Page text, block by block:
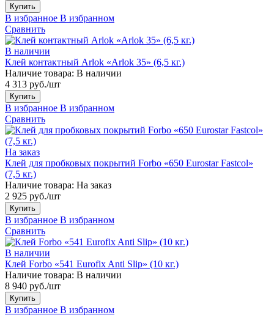
Купить
В избранное В избранном
Сравнить
В наличии
Клей контактный Arlok «Arlok 35» (6,5 кг.)
Наличие товара: В наличии
4 313 руб./шт
Купить
В избранное В избранном
Сравнить
На заказ
Клей для пробковых покрытий Forbo «650 Eurostar Fastcol»
(7,5 кг.)
Наличие товара: На заказ
2 925 руб./шт
Купить
В избранное В избранном
Сравнить
В наличии
Клей Forbo «541 Eurofix Anti Slip» (10 кг.)
Наличие товара: В наличии
8 940 руб./шт
Купить
В избранное В избранном